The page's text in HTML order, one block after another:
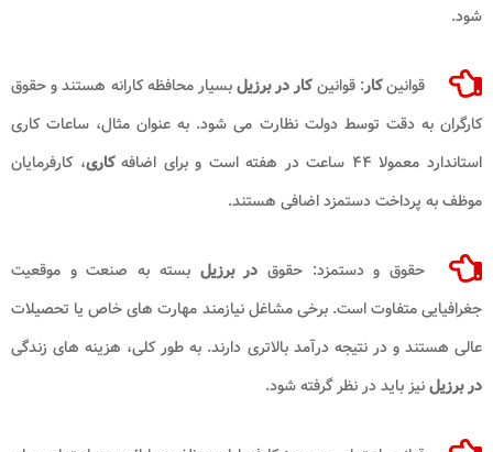
شود.
قوانینکار: قوانینکار در برزیلبسیار محافظه کارانه هستند و حقوق
کارگران به دقت توسط دولت نظارت می شود. به عنوان مثال، ساعات کاری
استاندارد معمولا ۴۴ ساعت در هفته است و برای اضافه
کاری، کارفرمایان
موظف به پرداخت دستمزد اضافی هستند.
حقوق و دستمزد: حقوق در برزیل بسته به صنعت و موقعیت
جغرافیایی متفاوت است. برخی مشاغل نیازمند مهارت های خاص یا تحصیلات
عالی هستند و در نتیجه درآمد بالاتری دارند. به طور کلی، هزینه های زندگی
در برزیلنیز باید در نظر گرفته شود.